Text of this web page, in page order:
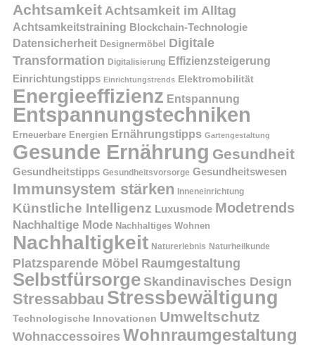
Achtsamkeit Achtsamkeit im Alltag
Achtsamkeitstraining Blockchain-Technologie
Datensicherheit Designermöbel
Digitale
Transformation Digitalisierung Effizienzsteigerung
Einrichtungstipps Einrichtungstrends Elektromobilität
Energieeffizienz Entspannung
Entspannungstechniken
Erneuerbare Energien Ernährungstipps Gartengestaltung
Gesunde Ernährung Gesundheit
Gesundheitstipps Gesundheitsvorsorge Gesundheitswesen
Immunsystem stärken Inneneinrichtung
Künstliche Intelligenz Luxusmode Modetrends
Nachhaltige Mode Nachhaltiges Wohnen
Nachhaltigkeit Naturerlebnis Naturheilkunde
Platzsparende Möbel Raumgestaltung
Selbstfürsorge Skandinavisches Design
Stressabbau Stressbewältigung
Technologische Innovationen Umweltschutz
Wohnaccessoires Wohnraumgestaltung